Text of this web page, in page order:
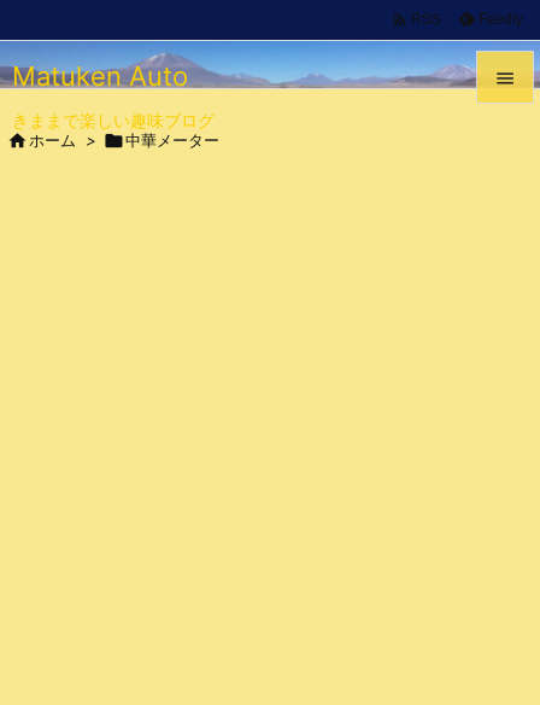
Matuken Auto
きままで楽しい趣味ブログ

 RSS Feedly
ホーム > 中華メーター